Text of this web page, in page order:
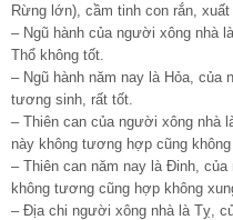
Rừng lớn), cầm tinh con rắn,
– Ngũ hành của người xông nhà
Thổ không tốt.
– Ngũ hành năm nay là Hỏa, của
tương sinh, rất tốt.
– Thiên can của người xông nhà
này không tương hợp cũng không
– Thiên can năm nay là Đinh,
không tương cũng hợp không
– Địa chi người xông nhà là Tỵ,